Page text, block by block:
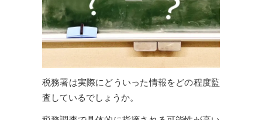
税務署は実際にどういった情報をどの程度監
査しているでしょうか。